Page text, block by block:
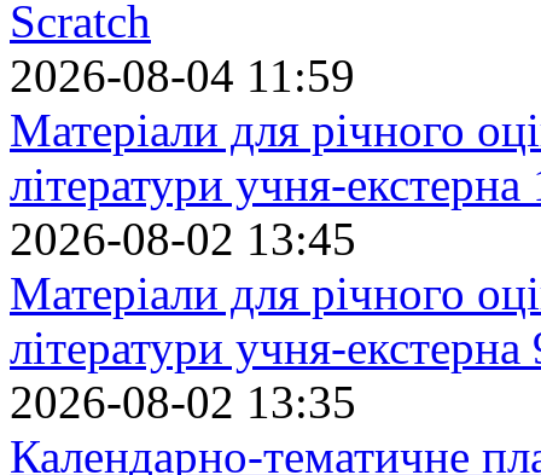
Scratch
2026-08-04 11:59
Матеріали для річного
літератури учня-екстерна
2026-08-02 13:45
Матеріали для річного
літератури учня-екстерна
2026-08-02 13:35
Календарно-тематичне